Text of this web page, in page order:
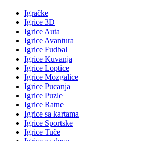
Igračke
Igrice 3D
Igrice Auta
Igrice Avantura
Igrice Fudbal
Igrice Kuvanja
Igrice Loptice
Igrice Mozgalice
Igrice Pucanja
Igrice Puzle
Igrice Ratne
Igrice sa kartama
Igrice Sportske
Igrice Tuče